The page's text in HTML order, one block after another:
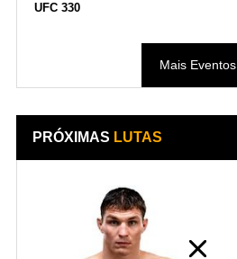
UFC 330
Mais Eventos
PRÓXIMAS LUTAS